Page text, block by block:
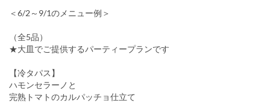
＜6/2～9/1のメニュー例＞
（全5品）
★大皿でご提供するパーティープランです
【冷タパス】
ハモンセラーノと
完熟トマトのカルパッチョ仕立て